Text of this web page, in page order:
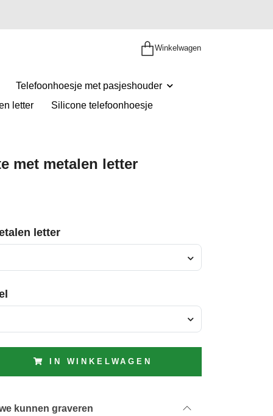
Winkelwagen
Telefoonhoesje met pasjeshouder
letter
Silicone telefoonhoesje
met metalen letter
letter
IN WINKELWAGEN
kunnen graveren